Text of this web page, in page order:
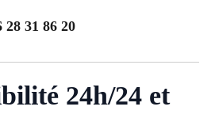
31 86 20
24h/24 et